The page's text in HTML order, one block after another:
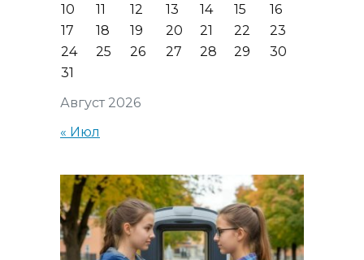
Август 2026
10
11 12 13 14 15
16
17
18 19 20 21 22
23
24
25 26 27 28 29
30
31
« Июл